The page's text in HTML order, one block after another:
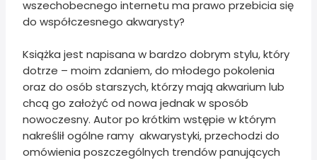
wszechobecnego internetu ma prawo przebicia się
do współczesnego akwarysty?
Książka jest napisana w bardzo dobrym stylu, który
dotrze – moim zdaniem, do młodego pokolenia
oraz do osób starszych, którzy mają akwarium lub
chcą go założyć od nowa jednak w sposób
nowoczesny. Autor po krótkim wstępie w którym
nakreślił ogólne ramy akwarystyki, przechodzi do
omówienia poszczególnych trendów panujących